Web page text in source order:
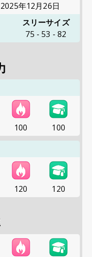
2025年12月26日
スリーサイズ
75 -53 - 82
100
100
120 120